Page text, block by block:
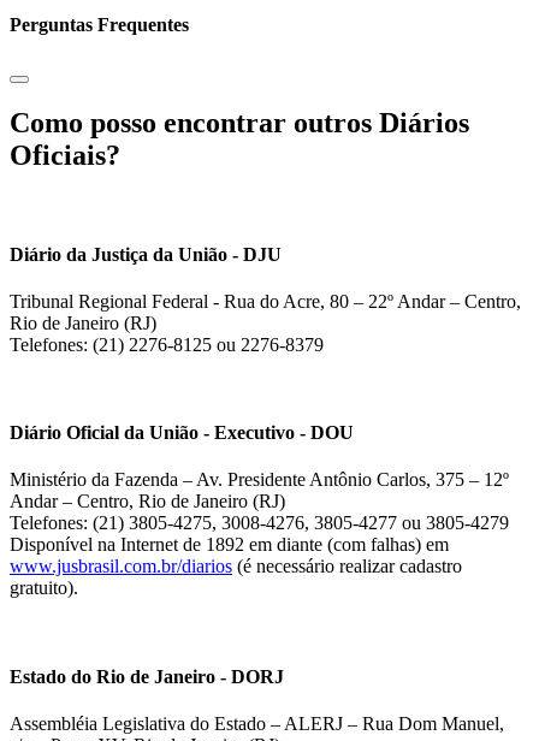
Perguntas Frequentes
Como posso encontrar outros Diários
Oficiais?
Diário da Justiça da União - DJU
Tribunal Regional Federal - Rua do Acre, 80 – 22º Andar – Centro,
Rio de Janeiro (RJ)
Telefones: (21) 2276-8125 ou 2276-8379
Diário Oficial da União - Executivo - DOU
Ministério da Fazenda – Av. Presidente Antônio Carlos, 375 – 12º
Andar – Centro, Rio de Janeiro (RJ)
Telefones: (21) 3805-4275, 3008-4276, 3805-4277 ou 3805-4279
Disponível na Internet de 1892 em diante (com falhas) em
www.jusbrasil.com.br/diarios (é necessário realizar cadastro
gratuito).
Estado do Rio de Janeiro - DORJ
Assembléia Legislativa do Estado – ALERJ – Rua Dom Manuel,